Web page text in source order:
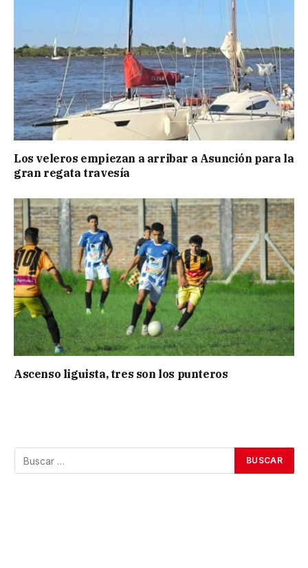
Los veleros empiezan a arribar a Asunción para la
gran regata travesía
Ascenso liguista, tres son los punteros